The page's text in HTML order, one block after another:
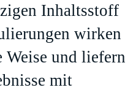
Inhaltsstoff
wirken
Weise und liefern
mit